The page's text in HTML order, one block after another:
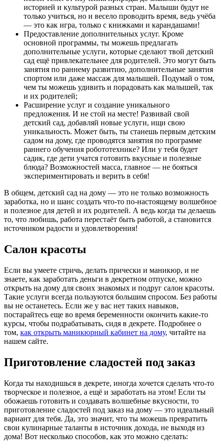
историей и культурой разных стран. Малыши будут не
только учиться, но и весело проводить время, ведь учёба
— это как игра, только с книжками и карандашами!
Предоставление дополнительных услуг. Кроме
основной программы, ты можешь предлагать
дополнительные услуги, которые сделают твой детский
сад ещё привлекательнее для родителей. Это могут быть
занятия по раннему развитию, дополнительные занятия
спортом или даже массаж для малышей. Подумай о том,
чем ты можешь удивить и порадовать как малышей, так
и их родителей;
Расширение услуг и создание уникального
предложения. И не стой на месте! Развивай свой
детский сад, добавляй новые услуги, ищи свою
уникальность. Может быть, ты станешь первым детским
садом на дому, где проводятся занятия по программе
раннего обучения робототехнике? Или у тебя будет
садик, где дети учатся готовить вкусные и полезные
блюда? Возможностей масса, главное — не бояться
экспериментировать и верить в себя!
В общем, детский сад на дому — это не только возможность
заработка, но и шанс создать что-то по-настоящему волшебное
и полезное для детей и их родителей. А ведь когда ты делаешь
то, что любишь, работа перестаёт быть работой, а становится
источником радости и удовлетворения!
Салон красоты
Если вы умеете стричь, делать прически и маникюр, и не
знаете, как заработать деньги в декретном отпуске, можно
открыть на дому для своих знакомых и подруг салон красоты.
Такие услуги всегда пользуются большим спросом. Без работы
вы не останетесь. Если же у вас нет таких навыков,
постарайтесь еще во время беременности окончить какие-то
курсы, чтобы подрабатывать, сидя в декрете. Подробнее о
том, как открыть маникюрный кабинет на дому, читайте на
нашем сайте.
Приготовление сладостей под заказ
Когда ты находишься в декрете, иногда хочется сделать что-то
творческое и полезное, а ещё и заработать на этом! Если ты
обожаешь готовить и создавать волшебные вкусности, то
приготовление сладостей под заказ на дому — это идеальный
вариант для тебя. Да, это значит, что ты можешь превратить
свои кулинарные таланты в источник дохода, не выходя из
дома! Вот несколько способов, как это можно сделать: